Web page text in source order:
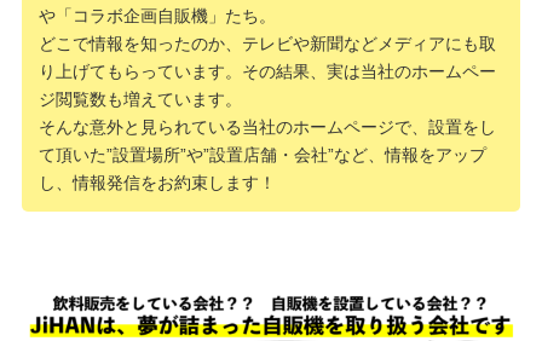
や「コラボ企画自販機」たち。
どこで情報を知ったのか、テレビや新聞などメディアにも取
り上げてもらっています。その結果、実は当社のホームペー
ジ閲覧数も増えています。
そんな意外と見られている当社のホームページで、設置をし
て頂いた”設置場所”や”設置店舗・会社”など、情報をアップ
し、情報発信をお約束します！